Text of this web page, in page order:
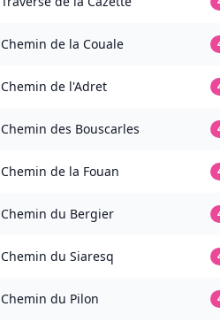
Chemin de la Couale
Chemin de l'Adret
Chemin des Bouscarles
Chemin de la Fouan
Chemin du Bergier
Chemin du Siaresq
Chemin du Pilon